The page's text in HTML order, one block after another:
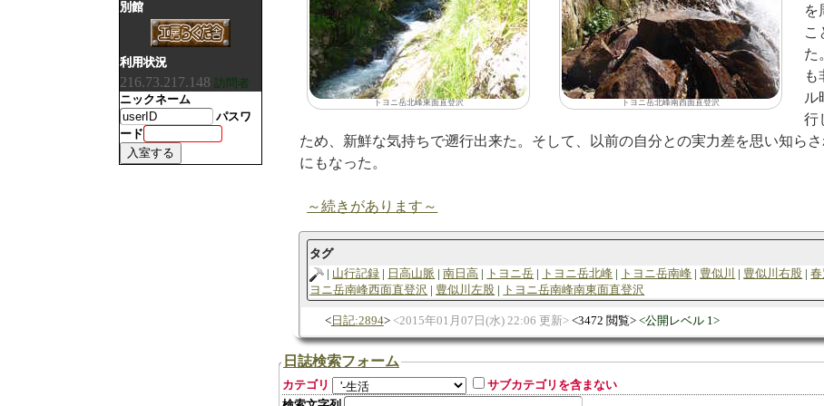
トヨニ岳北峰東面直登沢 トヨニ岳北峰南西面直登沢
を
こ
た
も
ル
行
ため、新鮮な気持ちで遡行出来た。そして、以前の自分との実力差を思い知ら
にもなった。
～続きがあります～
タグ
山行記録
日高山脈 南日高 トヨニ岳 トヨニ岳北峰 トヨニ岳南峰 豊似川 豊似川右股 春
ヨニ岳南峰西面直登沢
豊似川左股 トヨニ岳南峰南東面直登沢
日記:2894 2015年01月07日(水) 22:06 更新 3472 閲覧 公開レベル 1
日誌検索フォーム
カテゴリ
サブカテゴリを含まない
別館
利用状況
216.73.217.148 訪問者
ニックネーム
パスワ
ード